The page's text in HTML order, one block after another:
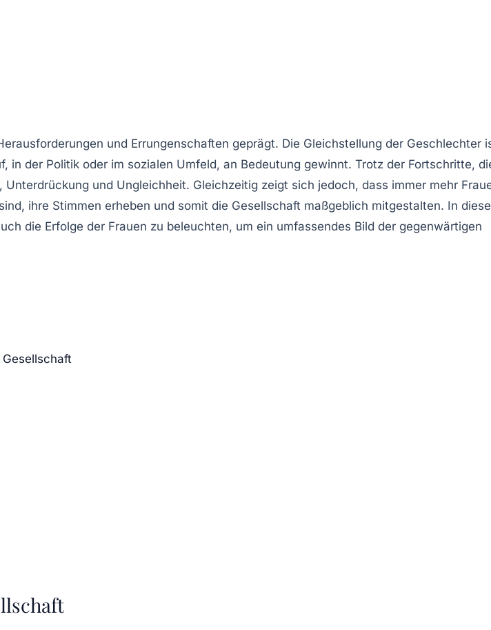
und Errungenschaften geprägt. Die Gleichstellung der Geschlechter
in der Politik oder im sozialen Umfeld, an Bedeutung gewinnt. Trotz der Fortschritte,
, Unterdrückung und Ungleichheit. Gleichzeitig zeigt sich jedoch, dass immer mehr
ihre Stimmen erheben und somit die Gesellschaft maßgeblich mitgestalten. In
die Erfolge der Frauen zu beleuchten, um ein umfassendes Bild der gegenwärtigen